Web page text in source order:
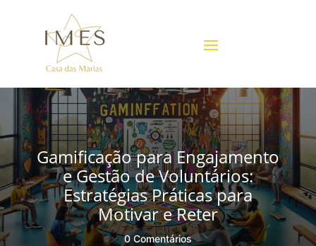
Gamificação para Engajamento
e Gestão de Voluntários:
Estratégias Práticas para
Motivar e Reter
0 Comentários